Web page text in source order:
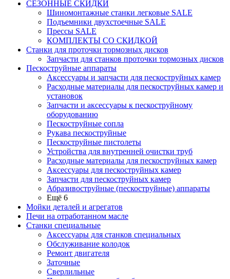
СЕЗОННЫЕ СКИДКИ
Шиномонтажные станки легковые SALE
Подъемники двухстоечные SALE
Прессы SALE
КОМПЛЕКТЫ СО СКИДКОЙ
Станки для проточки тормозных дисков
Запчасти для станков проточки тормозных дисков
Пескоструйные аппараты
Аксессуары и запчасти для пескоструйных камер
Расходные материалы для пескоструйных камер и
установок
Запчасти и аксессуары к пескоструйному
оборудованию
Пескоструйные сопла
Рукава пескоструйные
Пескоструйные пистолеты
Устройства для внутренней очистки труб
Расходные материалы для пескоструйных камер
Аксессуары для пескоструйных камер
Запчасти для пескоструйных камер
Абразивоструйные (пескоструйные) аппараты
Ещё 6
Мойки деталей и агрегатов
Печи на отработанном масле
Станки специальные
Аксессуары для станков специальных
Обслуживание колодок
Ремонт двигателя
Заточные
Сверлильные